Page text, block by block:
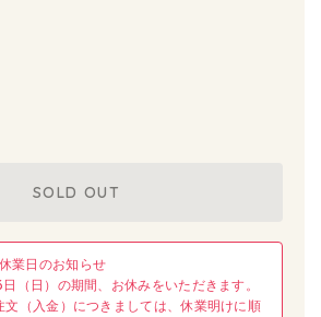
SOLD OUT
業日のお知らせ
（日）の期間、お休みをいただきます。
文（入金）につきましては、休業明けに順